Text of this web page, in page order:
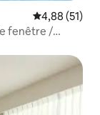
Évaluation
4,88 (51)
fenêtre /